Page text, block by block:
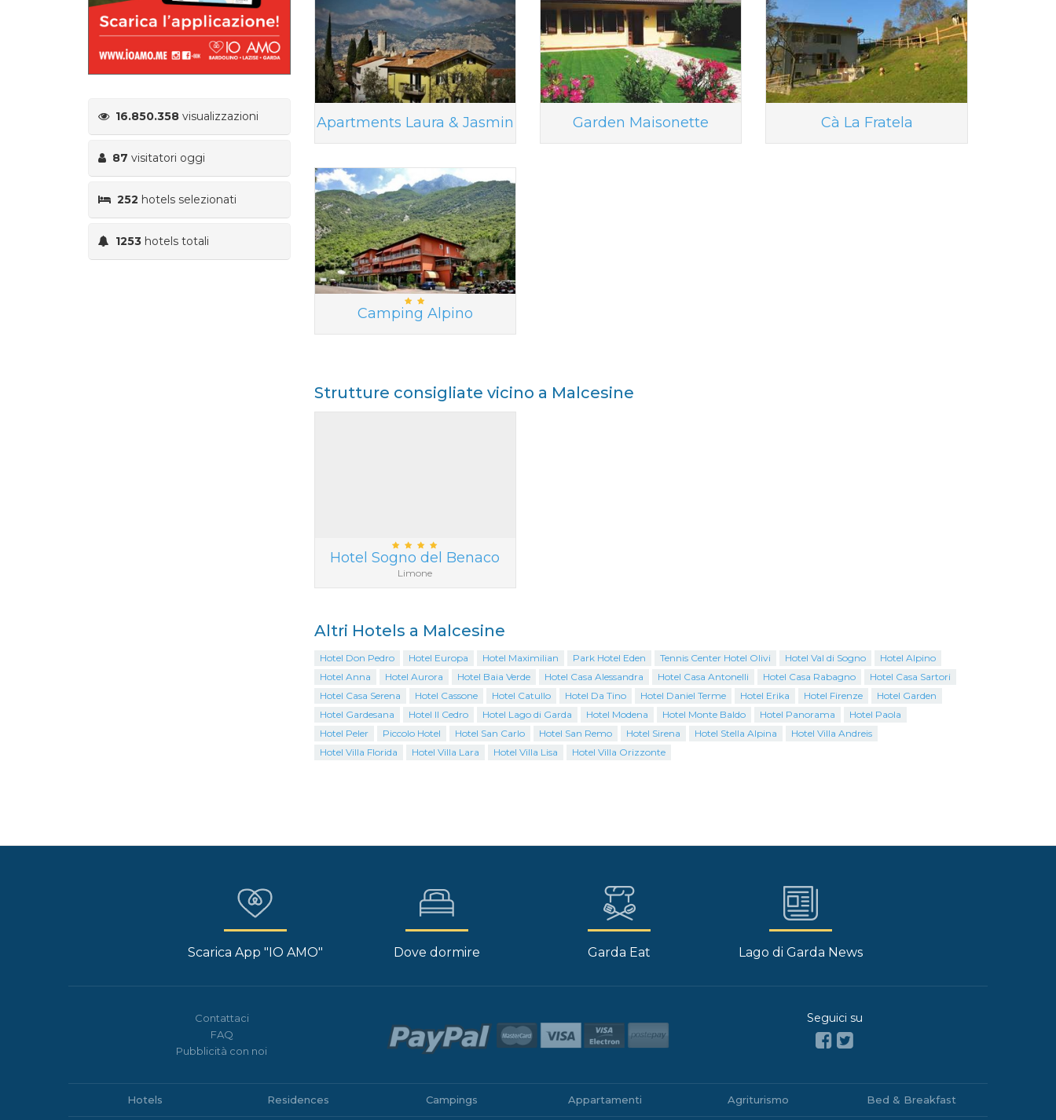
16.850.358 visualizzazioni
87 visitatori oggi
252 hotels selezionati
1253 hotels totali
Apartments Laura & Jasmin Garden Maisonette Cà La Fratela
Camping Alpino
Strutture consigliate vicino a Malcesine
Hotel Sogno del Benaco
Limone
Altri Hotels a Malcesine
Hotel Don Pedro Hotel Europa Hotel Maximilian Park Hotel Eden Tennis Center Hotel Olivi Hotel Val di Sogno
Hotel Alpino
Hotel Anna
Hotel Aurora Hotel Baia Verde Hotel Casa Alessandra Hotel Casa Antonelli Hotel Casa Rabagno
Hotel Casa Sartori
Hotel Casa Serena
Hotel Cassone Hotel Catullo Hotel Da Tino Hotel Daniel Terme Hotel Erika Hotel Firenze
Hotel Garden
Hotel Gardesana
Hotel Il Cedro Hotel Lago di Garda Hotel Modena Hotel Monte Baldo Hotel Panorama
Hotel Paola
Hotel Peler
Piccolo Hotel Hotel San Carlo Hotel San Remo Hotel Sirena Hotel Stella Alpina
Hotel Villa Andreis
Hotel Villa Florida
Hotel Villa Lara Hotel Villa Lisa Hotel Villa Orizzonte
Scarica App "IO AMO" Dove dormire Garda Eat Lago di Garda News
Contattaci
FAQ
Pubblicità con noi
Seguici su
Hotels Residences Campings Appartamenti Agriturismo Bed & Breakfast